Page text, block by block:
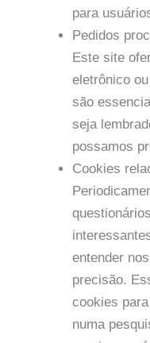
para
Pedidos
Este site
eletrônico
são
seja
possamos
Cookies
entender
precisão.
cookies
numa